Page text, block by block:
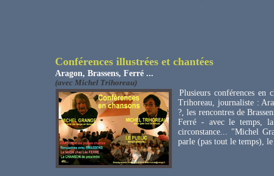
Conférences illustrées et chantées
Aragon, Brassens, Ferré ...
(avec Michel Trihoreau)
Plusieurs conférences en
Trihoreau, journaliste :
?, les rencontres de
Ferré - avec le temps,
circonstance... "Michel
parle (pas tout le temps),